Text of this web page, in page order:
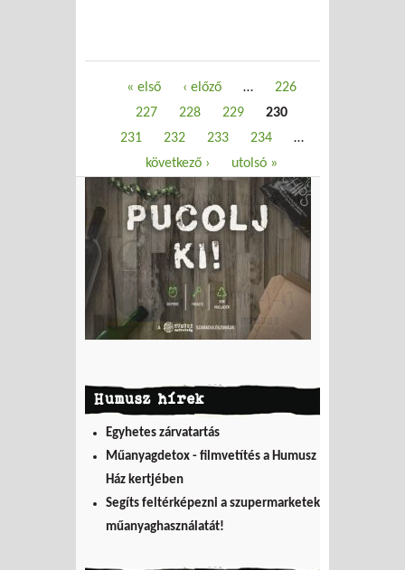
Oldalak« első ‹ előző …
226
227
228 229
230
231
232 233 234
…
következő ›
utolsó »
Humusz hírek
Egyhetes zárvatartás
Műanyagdetox - filmvetítés a Humusz
Ház kertjében
Segíts feltérképezni a szupermarketek
műanyaghasználatát!